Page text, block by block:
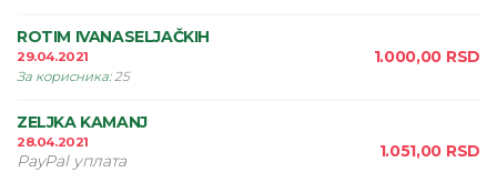
ROTIM IVANASELJAČKIH
29.04.2021
За корисника:25
1.000,00 RSD
ZELJKA KAMANJ
28.04.2021
PayPal уплата 1.051,00 RSD